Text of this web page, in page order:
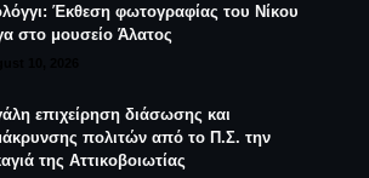
Έκθεση φωτογραφίας του Νίκου
στο μουσείο Άλατος
επιχείρηση διάσωσης και
πολιτών από το Π.Σ. την
της Αττικοβοιωτίας